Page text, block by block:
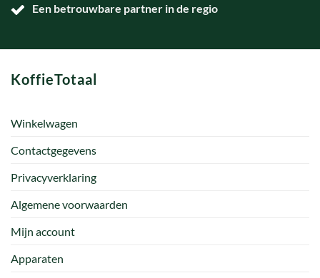
Een betrouwbare partner in de regio
KoffieTotaal
Winkelwagen
Contactgegevens
Privacyverklaring
Algemene voorwaarden
Mijn account
Apparaten